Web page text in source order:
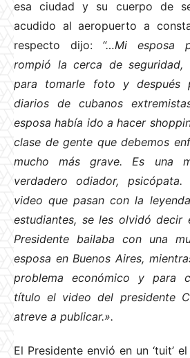
esa ciudad y su cuerpo de
acudido al aeropuerto a
respecto dijo:“…Mi esposa
rompió la cerca de seguridad,
para tomarle foto y después
diarios de cubanos
esposa había ido a hacer
clase de gente que debemos
mucho más grave. Es una
verdadero odiador,
video que pasan con la
estudiantes, se les olvidó
Presidente bailaba con una
esposa en Buenos Aires,
problema económico y para
título el video del presidente
atreve a publicar.».
El Presidente envió en un ‘tuit’